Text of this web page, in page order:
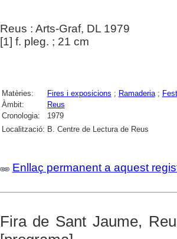
Reus : Arts-Graf, DL 1979
[1] f. pleg. ; 21 cm
Matèries: Fires i exposicions ; Ramaderia;
Àmbit:
Reus
Cronologia:
1979
Localització: B. Centre de Lectura de Reus
Enllaç permanent a aquest
Fira de Sant Jaume,